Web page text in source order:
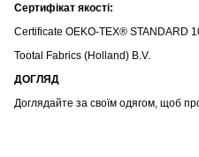
Сертифікат якості:
Certificate OEKO-TEX® STANDARD
Tootal Fabrics (Holland) B.V.
ДОГЛЯД
Доглядайте за своїм одягом, щоб